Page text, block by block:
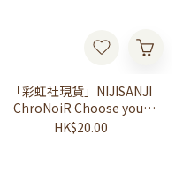
「彩虹社現貨」NIJISANJI
ChroNoiR Choose your
favorite 特典
HK$20.00